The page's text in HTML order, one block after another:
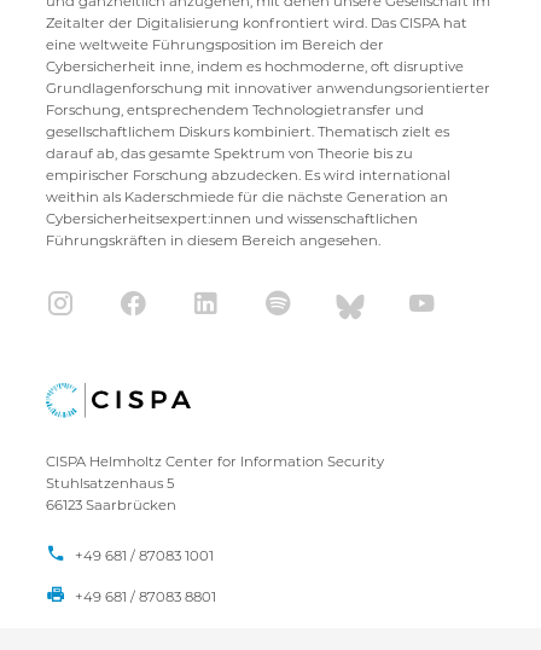
Zeitalter der Digitalisierung konfrontiert wird. Das CISPA hat
eine weltweite Führungsposition im Bereich der
Cybersicherheit inne, indem es hochmoderne, oft disruptive
Grundlagenforschung mit innovativer anwendungsorientierter
Forschung, entsprechendem Technologietransfer und
gesellschaftlichem Diskurs kombiniert. Thematisch zielt es
darauf ab, das gesamte Spektrum von Theorie bis zu
empirischer Forschung abzudecken. Es wird international
weithin als Kaderschmiede für die nächste Generation an
Cybersicherheitsexpert:innen und wissenschaftlichen
Führungskräften in diesem Bereich angesehen.
CISPA Helmholtz Center for Information Security
Stuhlsatzenhaus 5
66123 Saarbrücken
+49 681 / 87083 1001
+49 681 / 87083 8801